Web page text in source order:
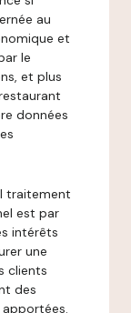
au
et
le
et plus
données
traitement
est par
intérêts
une
clients
des